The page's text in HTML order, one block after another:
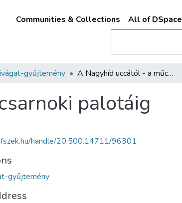
Communities & Collections All of DSpace
gyűjtemény A Nagyhíd uccától - a műcsarnoki palotáig
palotáig
handle/20.500.14711/96301
gyűjtemény